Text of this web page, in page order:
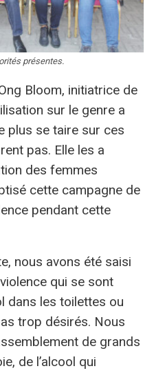
présentes.
Bloom, initiatrice de
sur le genre a
plus se taire sur ces
pas. Elle les a
des femmes
cette campagne de
pendant cette
nous avons été saisi
qui se sont
dans les toilettes ou
trop désirés. Nous
de grands
de l’alcool qui